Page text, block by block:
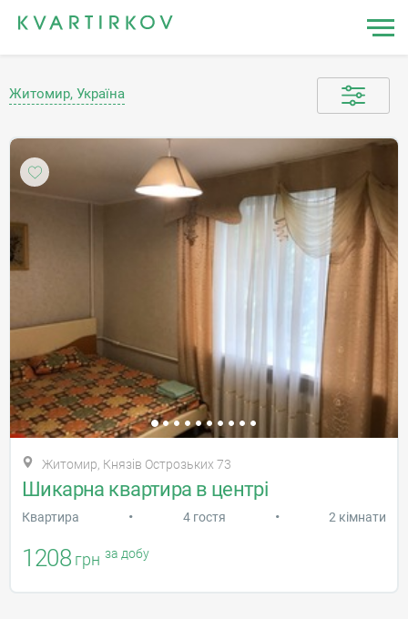
Житомир, Україна
Житомир, Князів Острозьких 73
Шикарна квартира в центрі
Квартира • 4 гостя • 2 кімнати
1208 грн за добу